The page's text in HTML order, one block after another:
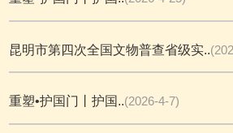
昆明市第四次全国文物普查省级实..
重塑•护国门丨护国..(2026-4-7)